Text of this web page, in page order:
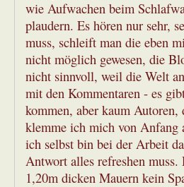
wie Aufwachen beim
plaudern. Es hören nur sehr,
muss, schleift man die eben
nicht möglich gewesen, die
nicht sinnvoll, weil die Welt
mit den Kommentaren - es
kommen, aber kaum
klemme ich mich von Anfang
ich selbst bin bei der Arbeit
Antwort alles refreshen
1,20m dicken Mauern kein